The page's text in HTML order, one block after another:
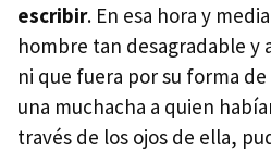
escribir. En esa hora y
hombre tan desagradable y
ni que fuera por su forma
una muchacha a quien
través de los ojos de ella,